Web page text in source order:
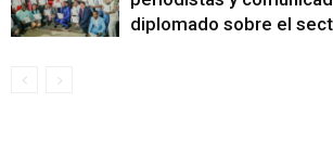
diplomado sobre el